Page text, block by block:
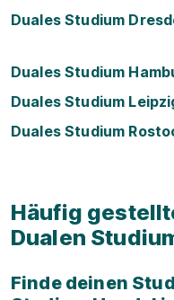
Duales Studium
Duales Studium
Duales Studium
Duales Studium
Häufig
Dualen
Finde deinen